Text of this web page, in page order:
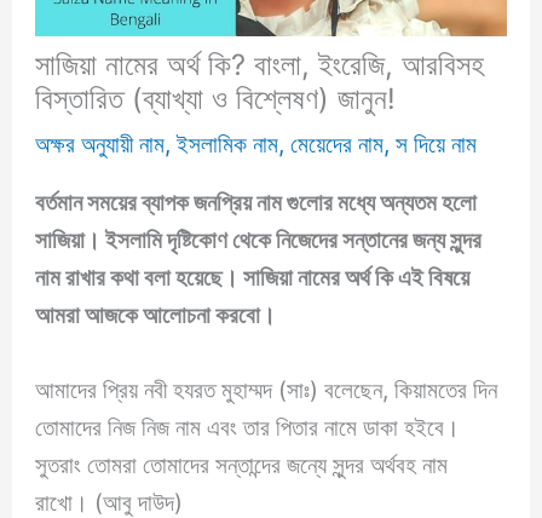
সাজিয়া নামের অর্থ কি? বাংলা, ইংরেজি, আরবিসহ
বিস্তারিত (ব্যাখ্যা ও বিশ্লেষণ) জানুন!
অক্ষর অনুযায়ী নাম,ইসলামিক নাম,মেয়েদের নাম,স দিয়ে নাম
বর্তমান সময়ের ব্যাপক জনপ্রিয় নাম গুলোর মধ্যে অন্যতম হলো
সাজিয়া।ইসলামি দৃষ্টিকোণ থেকে নিজেদের সন্তানের জন্য সুন্দর
নাম রাখার কথা বলা হয়েছে।সাজিয়া নামের অর্থ কিএই বিষয়ে
আমরা আজকে আলোচনা করবো।
আমাদের প্রিয় নবী হযরত মুহাম্মদ (সাঃ) বলেছেন, কিয়ামতের দিন
তোমাদের নিজ নিজ নাম এবং তার পিতার নামে ডাকা হইবে।
সুতরাং তোমরা তোমাদের সন্তান্দের জন্যে সুন্দর অর্থবহ নাম
রাখো। (আবু দাউদ)